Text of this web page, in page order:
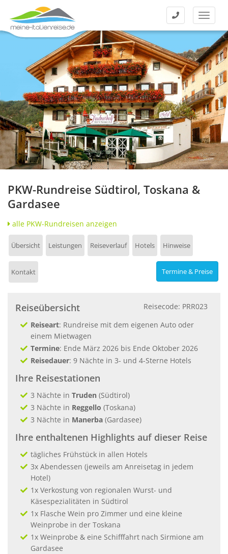
Kontakt Menü
PKW-Rundreise Südtirol, Toskana &
Gardasee
alle PKW-Rundreisen anzeigen
Übersicht Leistungen Reiseverlauf Hotels Hinweise
Kontakt Termine & Preise
Reisecode: PRR023
Reiseübersicht
Reiseart: Rundreise mit dem eigenen Auto oder
einem Mietwagen
Termine: Ende März 2026 bis Ende Oktober 2026
Reisedauer: 9 Nächte in 3- und 4-Sterne Hotels
Ihre Reisestationen
3 Nächte in Truden (Südtirol)
3 Nächte in Reggello (Toskana)
3 Nächte in Manerba (Gardasee)
Ihre enthaltenen Highlights auf dieser Reise
tägliches Frühstück in allen Hotels
3x Abendessen (jeweils am Anreisetag in jedem
Hotel)
1x Verkostung von regionalen Wurst- und
Käsespezialitäten in Südtirol
1x Flasche Wein pro Zimmer und eine kleine
Weinprobe in der Toskana
1x Weinprobe & eine Schifffahrt nach Sirmione am
Gardasee